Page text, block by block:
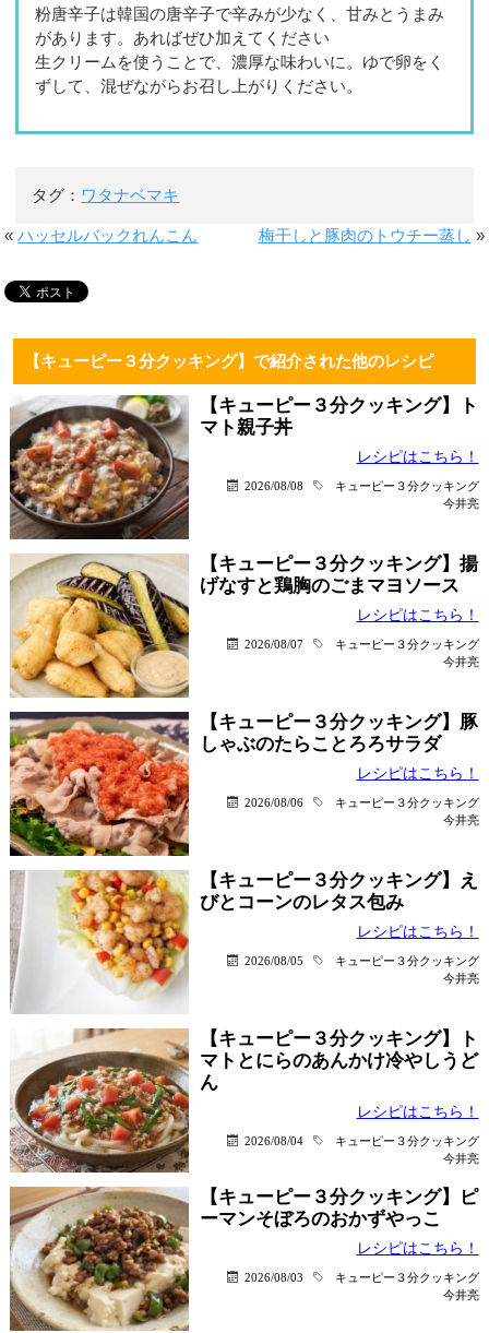
粉唐辛子は韓国の唐辛子で辛みが少なく、甘みとうまみ
があります。あればぜひ加えてください
生クリームを使うことで、濃厚な味わいに。ゆで卵をく
ずして、混ぜながらお召し上がりください。
タグ： ワタナベマキ
«ハッセルバックれんこん 梅干しと豚肉のトウチー蒸し »
【キューピー３分クッキング】で紹介された他のレシピ
【キューピー３分クッキング】ト
マト親子丼
レシピはこちら！
2026/08/08
キューピー３分クッキング
今井亮
【キューピー３分クッキング】揚
げなすと鶏胸のごまマヨソース
レシピはこちら！
2026/08/07
キューピー３分クッキング
今井亮
【キューピー３分クッキング】豚
しゃぶのたらことろろサラダ
レシピはこちら！
2026/08/06
キューピー３分クッキング
今井亮
【キューピー３分クッキング】え
びとコーンのレタス包み
レシピはこちら！
2026/08/05
キューピー３分クッキング
今井亮
【キューピー３分クッキング】ト
マトとにらのあんかけ冷やしうど
ん
レシピはこちら！
2026/08/04
キューピー３分クッキング
今井亮
【キューピー３分クッキング】ピ
ーマンそぼろのおかずやっこ
レシピはこちら！
2026/08/03
キューピー３分クッキング
今井亮